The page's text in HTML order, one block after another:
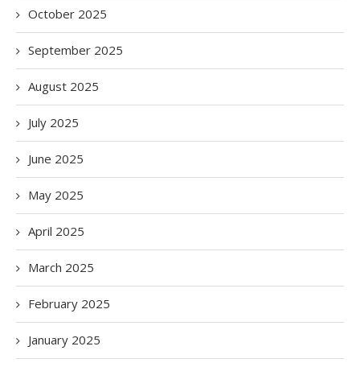
October 2025
September 2025
August 2025
July 2025
June 2025
May 2025
April 2025
March 2025
February 2025
January 2025